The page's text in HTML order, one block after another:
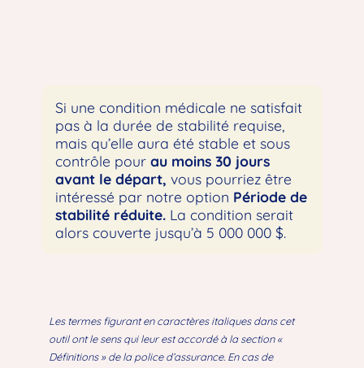
Si une condition médicale ne satisfait
pas à la durée de stabilité requise,
mais qu’elle aura été stable et sous
contrôle pour au moins 30 jours
avant le départ, vous pourriez être
intéressé par notre option Période de
stabilité réduite.La condition serait
alors couverte jusqu’à 5 000 000 $.
Les termes figurant en caractères italiques dans cet
outil ont le sens qui leur est accordé à la section «
Définitions » de la police d’assurance. En cas de